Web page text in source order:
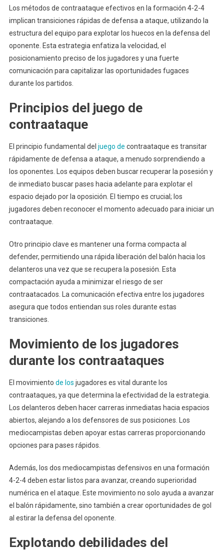
Los métodos de contraataque efectivos en la formación 4-2-4
implican transiciones rápidas de defensa a ataque, utilizando la
estructura del equipo para explotar los huecos en la defensa del
oponente. Esta estrategia enfatiza la velocidad, el
posicionamiento preciso de los jugadores y una fuerte
comunicación para capitalizar las oportunidades fugaces
durante los partidos.
Principios del juego de
contraataque
El principio fundamental del juego de contraataque es transitar
rápidamente de defensa a ataque, a menudo sorprendiendo a
los oponentes. Los equipos deben buscar recuperar la posesión y
de inmediato buscar pases hacia adelante para explotar el
espacio dejado por la oposición. El tiempo es crucial; los
jugadores deben reconocer el momento adecuado para iniciar un
contraataque.
Otro principio clave es mantener una forma compacta al
defender, permitiendo una rápida liberación del balón hacia los
delanteros una vez que se recupera la posesión. Esta
compactación ayuda a minimizar el riesgo de ser
contraatacados. La comunicación efectiva entre los jugadores
asegura que todos entiendan sus roles durante estas
transiciones.
Movimiento de los jugadores
durante los contraataques
El movimiento de los jugadores es vital durante los
contraataques, ya que determina la efectividad de la estrategia.
Los delanteros deben hacer carreras inmediatas hacia espacios
abiertos, alejando a los defensores de sus posiciones. Los
mediocampistas deben apoyar estas carreras proporcionando
opciones para pases rápidos.
Además, los dos mediocampistas defensivos en una formación
4-2-4 deben estar listos para avanzar, creando superioridad
numérica en el ataque. Este movimiento no solo ayuda a avanzar
el balón rápidamente, sino también a crear oportunidades de gol
al estirar la defensa del oponente.
Explotando debilidades del